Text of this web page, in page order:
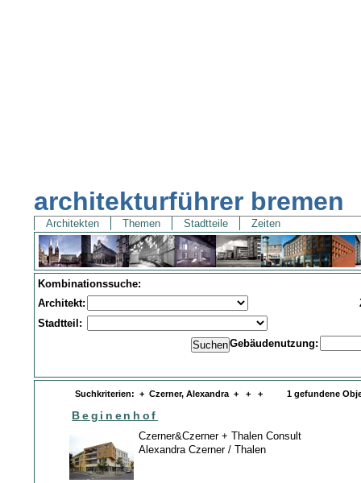
architekturführer bremen
Architekten Themen Stadtteile Zeiten
Kombinationssuche:
Architekt:
Stadtteil:
Gebäudenutzung:
Suchkriterien: + Czerner, Alexandra + + + 1 gefundene
Beginenhof
Czerner&Czerner + Thalen Consult
Alexandra Czerner / Thalen